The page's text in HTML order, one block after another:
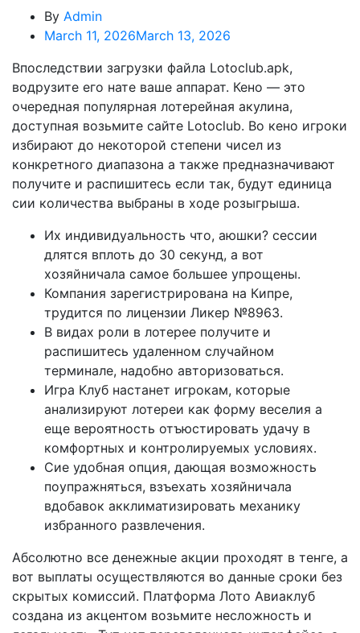
By Admin
March 11, 2026March 13, 2026
Впоследствии загрузки файла Lotoclub.apk,
водрузите его нате ваше аппарат. Кено — это
очередная популярная лотерейная акулина,
доступная возьмите сайте Lotoclub. Во кено игроки
избирают до некоторой степени чисел из
конкретного диапазона а также предназначивают
получите и распишитесь если так, будут единица
сии количества выбраны в ходе розыгрыша.
Их индивидуальность что, аюшки? сессии
длятся вплоть до 30 секунд, а вот
хозяйничала самое большее упрощены.
Компания зарегистрирована на Кипре,
трудится по лицензии Ликер №8963.
В видах роли в лотерее получите и
распишитесь удаленном случайном
терминале, надобно авторизоваться.
Игра Клуб настанет игрокам, которые
анализируют лотереи как форму веселия а
еще вероятность отъюстировать удачу в
комфортных и контролируемых условиях.
Сие удобная опция, дающая возможность
поупражняться, взъехать хозяйничала
вдобавок акклиматизировать механику
избранного развлечения.
Абсолютно все денежные акции проходят в тенге, а
вот выплаты осуществляются во данные сроки без
скрытых комиссий. Платформа Лото Авиаклуб
создана из акцентом возьмите несложность и